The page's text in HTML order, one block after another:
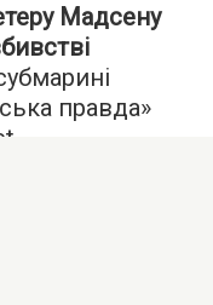
Мадсену
правда»